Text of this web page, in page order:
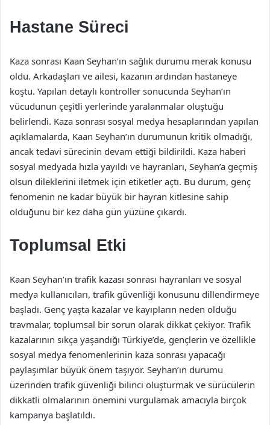
Hastane Süreci
Kaza sonrası Kaan Seyhan’ın sağlık durumu merak konusu
oldu. Arkadaşları ve ailesi, kazanın ardından hastaneye
koştu. Yapılan detaylı kontroller sonucunda Seyhan’ın
vücudunun çeşitli yerlerinde yaralanmalar oluştuğu
belirlendi. Kaza sonrası sosyal medya hesaplarından yapılan
açıklamalarda, Kaan Seyhan’ın durumunun kritik olmadığı,
ancak tedavi sürecinin devam ettiği bildirildi. Kaza haberi
sosyal medyada hızla yayıldı ve hayranları, Seyhan’a geçmiş
olsun dileklerini iletmek için etiketler açtı. Bu durum, genç
fenomenin ne kadar büyük bir hayran kitlesine sahip
olduğunu bir kez daha gün yüzüne çıkardı.
Toplumsal Etki
Kaan Seyhan’ın trafik kazası sonrası hayranları ve sosyal
medya kullanıcıları, trafik güvenliği konusunu dillendirmeye
başladı. Genç yaşta kazalar ve kayıpların neden olduğu
travmalar, toplumsal bir sorun olarak dikkat çekiyor. Trafik
kazalarının sıkça yaşandığı Türkiye’de, gençlerin ve özellikle
sosyal medya fenomenlerinin kaza sonrası yapacağı
paylaşımlar büyük önem taşıyor. Seyhan’ın durumu
üzerinden trafik güvenliği bilinci oluşturmak ve sürücülerin
dikkatli olmalarının önemini vurgulamak amacıyla birçok
kampanya başlatıldı.